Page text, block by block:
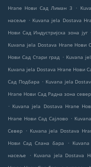
Hrane Нови Сад Лиман 3
.
насеље . Kuvana jela Dostava
Нови Сад Индустријска зона југ
Kuvana jela Dostava Hrane Нови
Нови Сад Стари град . Kuvana
Kuvana jela Dostava Hrane Нови
Сад Подбара . Kuvana jela
Hrane Нови Сад Радна зона
. Kuvana jela Dostava Hrane
Hrane Нови Сад Сајлово .
Север . Kuvana jela Dostava
Нови Сад Слана бара
.
насеље
. Kuvana jela Dostava